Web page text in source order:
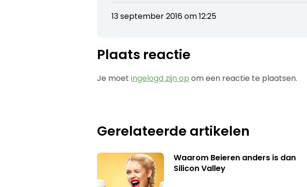
13 september 2016 om 12:25
Plaats reactie
Je moetingelogd zijn op om een reactie te plaatsen.
Gerelateerde artikelen
Waarom Beieren anders is dan
Silicon Valley